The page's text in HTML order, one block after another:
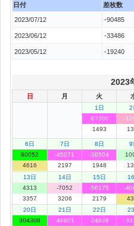
日付
差枚数
2023/07/12 -90485
2023/06/12 -33486
2023/05/12 -19240
2023
日 月 火
1日
-67300
1493
2
-
6日
90052
4616
7日
-45071
2197
8日
-38504
1948
9
13日
4313
3357
14日
-7052
3206
15日
-56175
2179
-
20日
304308
21日
-46801
22日
-24638
-